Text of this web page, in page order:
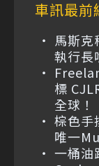
車訊最前
馬斯
執行長
標
全球！
棕色手
唯一
一桶油